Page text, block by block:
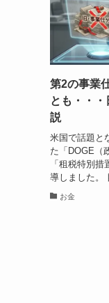
第2の事業
とも・・
説
米国で話題と
た「DOGE（
「租税特別
導しました。
お金